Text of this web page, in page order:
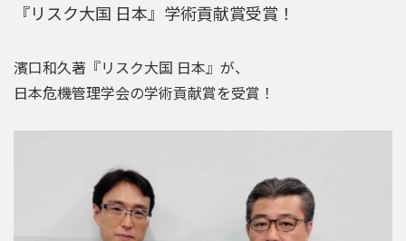
『リスク大国 日本』学術貢献賞受賞！
濱口和久著『リスク大国 日本』が、
日本危機管理学会の学術貢献賞を受賞！